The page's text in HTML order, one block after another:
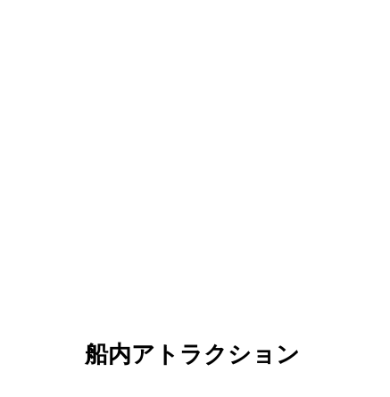
船内アトラクション